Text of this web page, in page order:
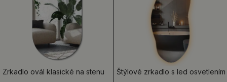
Zrkadlo ovál klasické na stenu Štýlové zrkadlo s led osvetlením